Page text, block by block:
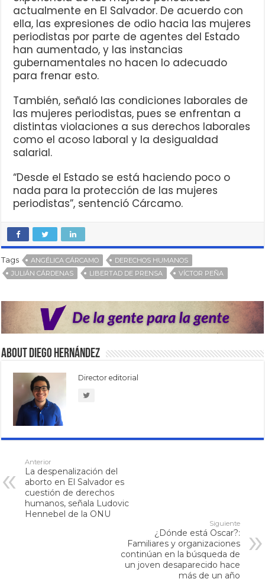
actualmente en El Salvador. De acuerdo con
ella, las expresiones de odio hacia las mujeres
periodistas por parte de agentes del Estado
han aumentado, y las instancias
gubernamentales no hacen lo adecuado
para frenar esto.
También, señaló las condiciones laborales de
las mujeres periodistas, pues se enfrentan a
distintas violaciones a sus derechos laborales
como el acoso laboral y la desigualdad
salarial.
“Desde el Estado se está haciendo poco o
nada para la protección de las mujeres
periodistas”, sentenció Cárcamo.
Tags ANGÉLICA CÁRCAMO
DERECHOS HUMANOS
JULIÁN CÁRDENAS
LIBERTAD DE PRENSA VÍCTOR PEÑA
About Diego Hernández
Director editorial
Anterior
La despenalización del
aborto en El Salvador es
cuestión de derechos
humanos, señala Ludovic
Hennebel de la ONU
Siguiente
¿Dónde está Oscar?:
Familiares y organizaciones
continúan en la búsqueda de
un joven desaparecido hace
más de un año